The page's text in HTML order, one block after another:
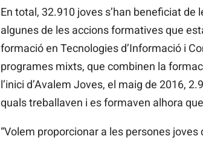
En total, 32.910 joves s’han beneficiat
algunes de les accions formatives que
formació en Tecnologies d’Informació i
programes mixts, que combinen la
l’inici d’Avalem Joves, el maig de 2016,
quals treballaven i es formaven alhora
“Volem proporcionar a les persones